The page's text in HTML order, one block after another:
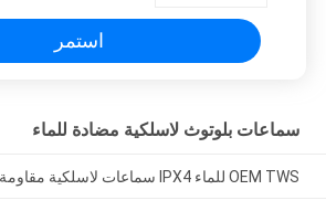
استمر
سماعات بلوتوث لاسلكية مضادة للماء
OEM TWS للماء IPX4 سماعات لاسلكية مقاومة للماء للرياضة